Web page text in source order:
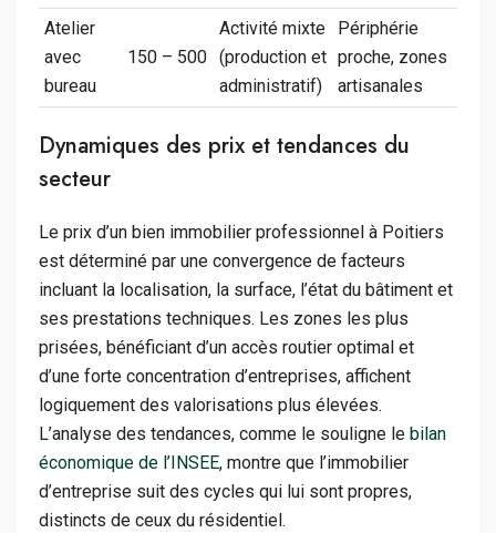
Atelier
avec
bureau
150 – 500
Activité mixte
(production et
administratif)
Périphérie
proche, zones
artisanales
Dynamiques des prix et tendances du
secteur
Le prix d’un bien immobilier professionnel à Poitiers
est déterminé par une convergence de facteurs
incluant la localisation, la surface, l’état du bâtiment et
ses prestations techniques. Les zones les plus
prisées, bénéficiant d’un accès routier optimal et
d’une forte concentration d’entreprises, affichent
logiquement des valorisations plus élevées.
L’analyse des tendances, comme le souligne le bilan
économique de l’INSEE, montre que l’immobilier
d’entreprise suit des cycles qui lui sont propres,
distincts de ceux du résidentiel.